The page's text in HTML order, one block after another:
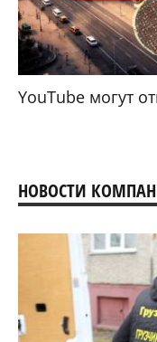
YouTube могут
НОВОСТИ